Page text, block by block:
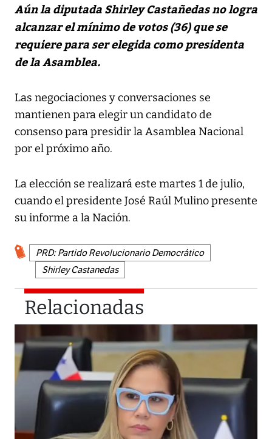
Aún la diputada Shirley Castañedas no logra
alcanzar el mínimo de votos (36) que se
requiere para ser elegida como presidenta
de la Asamblea.
Las negociaciones y conversaciones se
mantienen para elegir un candidato de
consenso para presidir la Asamblea Nacional
por el próximo año.
La elección se realizará este martes 1 de julio,
cuando el presidente José Raúl Mulino presente
su informe a la Nación.
PRD: Partido Revolucionario Democrático
Shirley Castanedas
Relacionadas